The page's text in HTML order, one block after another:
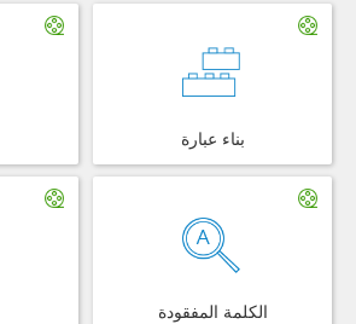
بناء عبارة
الكلمة المفقودة